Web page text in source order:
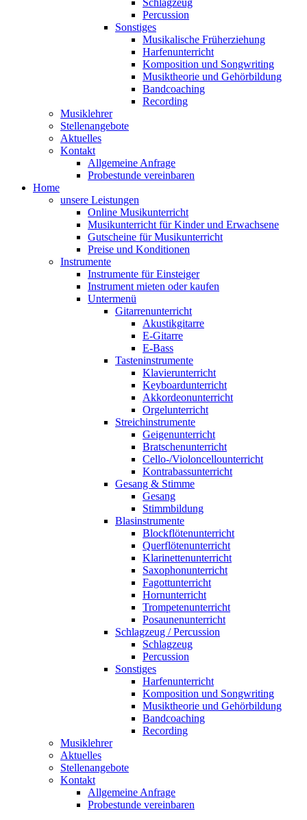
Percussion
Sonstiges
Musikalische Früherziehung
Harfenunterricht
Komposition und Songwriting
Musiktheorie und Gehörbildung
Bandcoaching
Recording
Musiklehrer
Stellenangebote
Aktuelles
Kontakt
Allgemeine Anfrage
Probestunde vereinbaren
Home
unsere Leistungen
Online Musikunterricht
Musikunterricht für Kinder und Erwachsene
Gutscheine für Musikunterricht
Preise und Konditionen
Instrumente
Instrumente für Einsteiger
Instrument mieten oder kaufen
Untermenü
Gitarrenunterricht
Akustikgitarre
E-Gitarre
E-Bass
Tasteninstrumente
Klavierunterricht
Keyboardunterricht
Akkordeonunterricht
Orgelunterricht
Streichinstrumente
Geigenunterricht
Bratschenunterricht
Cello-/Violoncellounterricht
Kontrabassunterricht
Gesang & Stimme
Gesang
Stimmbildung
Blasinstrumente
Blockflötenunterricht
Querflötenunterricht
Klarinettenunterricht
Saxophonunterricht
Fagottunterricht
Hornunterricht
Trompetenunterricht
Posaunenunterricht
Schlagzeug / Percussion
Schlagzeug
Percussion
Sonstiges
Harfenunterricht
Komposition und Songwriting
Musiktheorie und Gehörbildung
Bandcoaching
Recording
Musiklehrer
Aktuelles
Stellenangebote
Kontakt
Allgemeine Anfrage
Probestunde vereinbaren